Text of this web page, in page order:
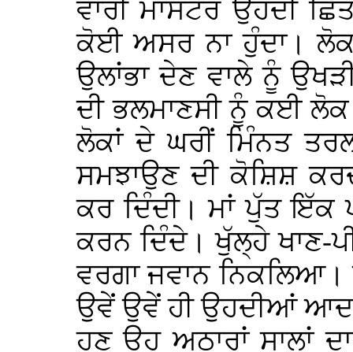
ਵਾਰੀ ਮਾਸਟਰ ਉਹਦੀ
ਕੋਈ ਅਸਰ ਨਾ ਹੁੰਦਾ।
ਉਲਾਂਭਾ ਦੇਣ ਵਾਲੇ ਨੂੰ
ਦੀ ਭਲਮਾਣਸੀ ਨੂੰ ਕਈ
ਲੋਕਾਂ ਦੇ ਘਰੀਂ ਮਿੰਨਤ
ਸਮਝਾਉਣ ਦੀ ਕੋਸ਼ਿਸ਼
ਕਰ ਦਿੰਦੀ। ਮਾਂ ਪੁੱਤ ਇੱਕ
ਕਰਨ ਦਿੰਦੇ। ਖੁੱਲ੍ਹੇ ਖਾਣ-
ਵਰਗਾ ਜਵਾਨ ਨਿਕਲਿਆ।
ਉਵੇਂ ਉਵੇਂ ਹੀ ਉਹਦੀਆਂ
ਹੁਣ ਉਹ ਅਠਾਰਾਂ ਸਾਲਾਂ